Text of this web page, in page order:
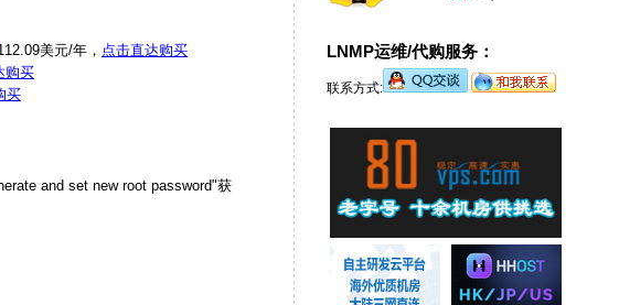
美元/年， 点击直达购买
购买
买
and set new root password"获
LNMP运维/代购服务：
联系方式: